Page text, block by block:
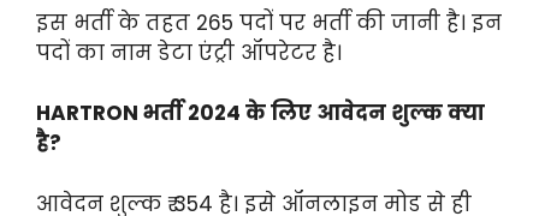
इस भर्ती के तहत 265 पदों पर भर्ती की जानी है। इन
पदों का नाम डेटा एंट्री ऑपरेटर है।
HARTRON भर्ती 2024 के लिए आवेदन शुल्क क्या
है?
आवेदन शुल्क ₹ 354 है। इसे ऑनलाइन मोड से ही